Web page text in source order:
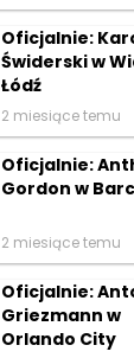
Oficjalnie:
Świderski w
Łódź
2 miesiące temu
Oficjalnie:
Gordon w
2 miesiące temu
Oficjalnie:
Griezmann w
Orlando City